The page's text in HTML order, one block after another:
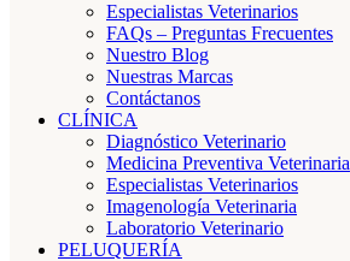
Especialistas Veterinarios
FAQs – Preguntas Frecuentes
Nuestro Blog
Nuestras Marcas
Contáctanos
CLÍNICA
Diagnóstico Veterinario
Medicina Preventiva Veterinaria
Especialistas Veterinarios
Imagenología Veterinaria
Laboratorio Veterinario
PELUQUERÍA